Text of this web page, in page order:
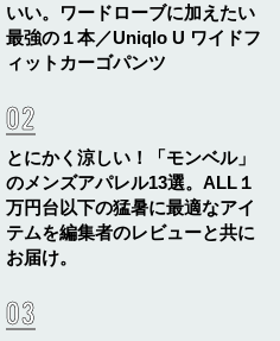
いい。ワードローブに加えたい
最強の１本／Uniqlo U ワイドフ
ィットカーゴパンツ
とにかく涼しい！「モンベル」
のメンズアパレル13選。ALL１
万円台以下の猛暑に最適なアイ
テムを編集者のレビューと共に
お届け。